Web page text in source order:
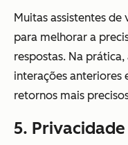
Muitas assistentes de
para melhorar a
respostas. Na
interações anteriores
retornos mais
5.